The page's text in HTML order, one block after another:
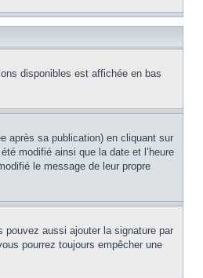
disponibles est affichée en bas
après sa publication) en cliquant sur
modifié ainsi que la date et l’heure
le message de leur propre
pouvez aussi ajouter la signature par
pourrez toujours empêcher une